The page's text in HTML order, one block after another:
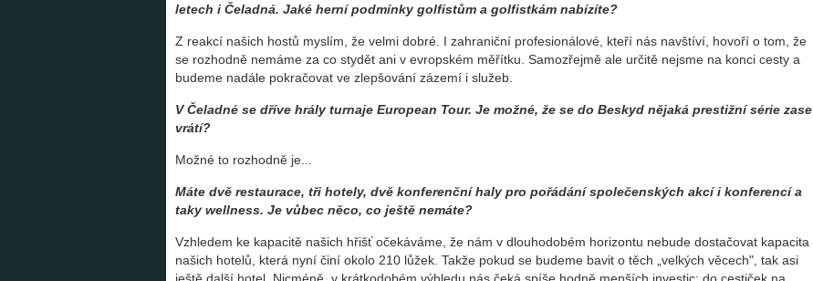
letech i Čeladná. Jaké herní podmínky golfistům a golfistkám nabízíte?
Z reakcí našich hostů myslím, že velmi dobré. I zahraniční profesionálové, kteří nás navštíví, hovoří o tom, že
se rozhodně nemáme za co stydět ani v evropském měřítku. Samozřejmě ale určitě nejsme na konci cesty a
budeme nadále pokračovat ve zlepšování zázemí i služeb.
V Čeladné se dříve hrály turnaje European Tour. Je možné, že se do Beskyd nějaká prestižní série zase
vrátí?
Možné to rozhodně je...
Máte dvě restaurace, tři hotely, dvě konferenční haly pro pořádání společenských akcí i konferencí a
taky wellness. Je vůbec něco, co ještě nemáte?
Vzhledem ke kapacitě našich hřišť očekáváme, že nám v dlouhodobém horizontu nebude dostačovat kapacita
našich hotelů, která nyní činí okolo 210 lůžek. Takže pokud se budeme bavit o těch „velkých věcech", tak asi
ještě další hotel. Nicméně, v krátkodobém výhledu nás čeká spíše hodně menších investic: do cestiček na